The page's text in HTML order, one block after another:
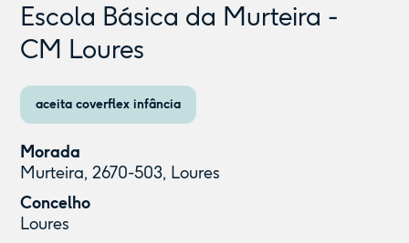
Escola Básica da Murteira -
CM Loures
aceita coverflex infância
Morada
Murteira, 2670-503, Loures
Concelho
Loures